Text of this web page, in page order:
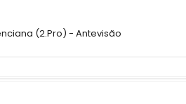
(2.Pro) - Antevisão